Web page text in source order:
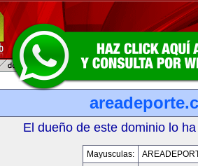
El dueño de este dominio lo
Mayusculas: